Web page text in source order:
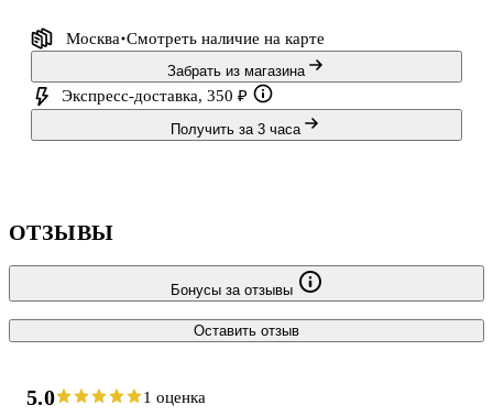
Москва Смотреть наличие на карте
Забрать из магазина
Экспресс-доставка, 350 ₽
Получить за 3 часа
ОТЗЫВЫ
Бонусы за отзывы
Оставить отзыв
5.0 1 оценка